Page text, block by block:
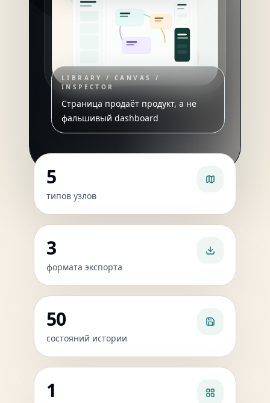
LIBRARY / CANVAS /
INSPECTOR
Страница продаёт продукт, а не
фальшивый dashboard
5
типов узлов
3
формата экспорта
50
состояний истории
1